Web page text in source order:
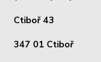
Ctiboř 43
347 01 Ctiboř